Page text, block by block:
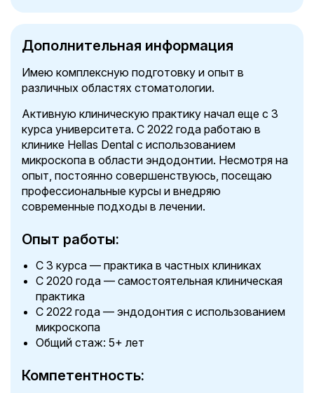
Дополнительная информация
Имею комплексную подготовку и опыт в
различных областях стоматологии.
Активную клиническую практику начал еще с 3
курса университета. С 2022 года работаю в
клинике Hellas Dental с использованием
микроскопа в области эндодонтии. Несмотря на
опыт, постоянно совершенствуюсь, посещаю
профессиональные курсы и внедряю
современные подходы в лечении.
Опыт работы:
С 3 курса — практика в частных клиниках
С 2020 года — самостоятельная клиническая
практика
С 2022 года — эндодонтия с использованием
микроскопа
Общий стаж: 5+ лет
Компетентность: